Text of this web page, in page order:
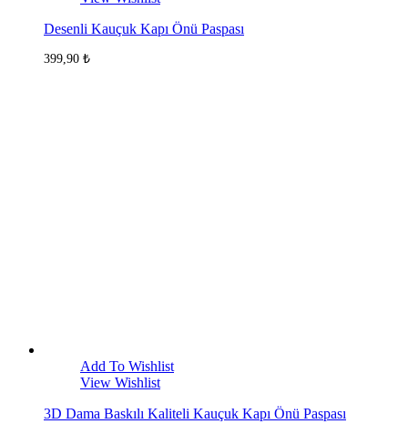
Desenli Kauçuk Kapı Önü Paspası
399,90 ₺
Add To Wishlist
View Wishlist
3D Dama Baskılı Kaliteli Kauçuk Kapı Önü Paspası